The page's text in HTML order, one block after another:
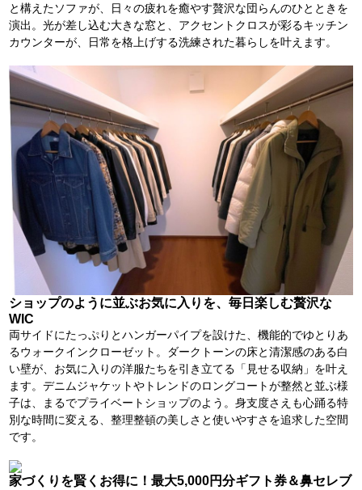
と構えたソファが、日々の疲れを癒やす贅沢な団らんのひとときを
演出。光が差し込む大きな窓と、アクセントクロスが彩るキッチン
カウンターが、日常を格上げする洗練された暮らしを叶えます。
ショップのように並ぶお気に入りを、毎日楽しむ贅沢な
WIC
両サイドにたっぷりとハンガーパイプを設けた、機能的でゆとりあ
るウォークインクローゼット。ダークトーンの床と清潔感のある白
い壁が、お気に入りの洋服たちを引き立てる「見せる収納」を叶え
ます。デニムジャケットやトレンドのロングコートが整然と並ぶ様
子は、まるでプライベートショップのよう。身支度さえも心踊る特
別な時間に変える、整理整頓の美しさと使いやすさを追求した空間
です。
家づくりを賢くお得に！最大5,000円分ギフト券＆鼻セレブ